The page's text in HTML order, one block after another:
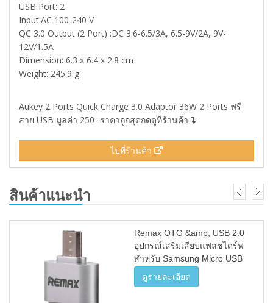
USB Port: 2
Input:AC 100-240 V
QC 3.0 Output (2 Port) :DC 3.6-6.5/3A, 6.5-9V/2A, 9V-
12V/1.5A
Dimension: 6.3 x 6.4 x 2.8 cm
Weight: 245.9 g
Aukey 2 Ports Quick Charge 3.0 Adaptor 36W 2 Ports ฟรี
สาย USB มูลค่า 250- ราคาถูกสุดกดดูที่ร้านค้า
ไปที่ร้านค้า
สินค้าแนะนำ
Remax OTG &amp; USB 2.0
อุปกรณ์เสริมเสียบแฟลชไดร์ฟ
สำหรับ Samsung Micro USB
รุ่น RA-OTG (สีเงิน)
ดูรายละเอียด